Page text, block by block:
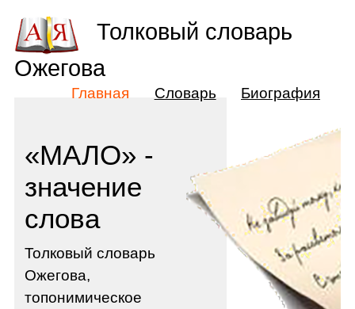
«МАЛО» -
значение
слова
Толковый словарь
Ожегова,
топонимическое
Толковый словарь
Ожегова
Главная Словарь Биография